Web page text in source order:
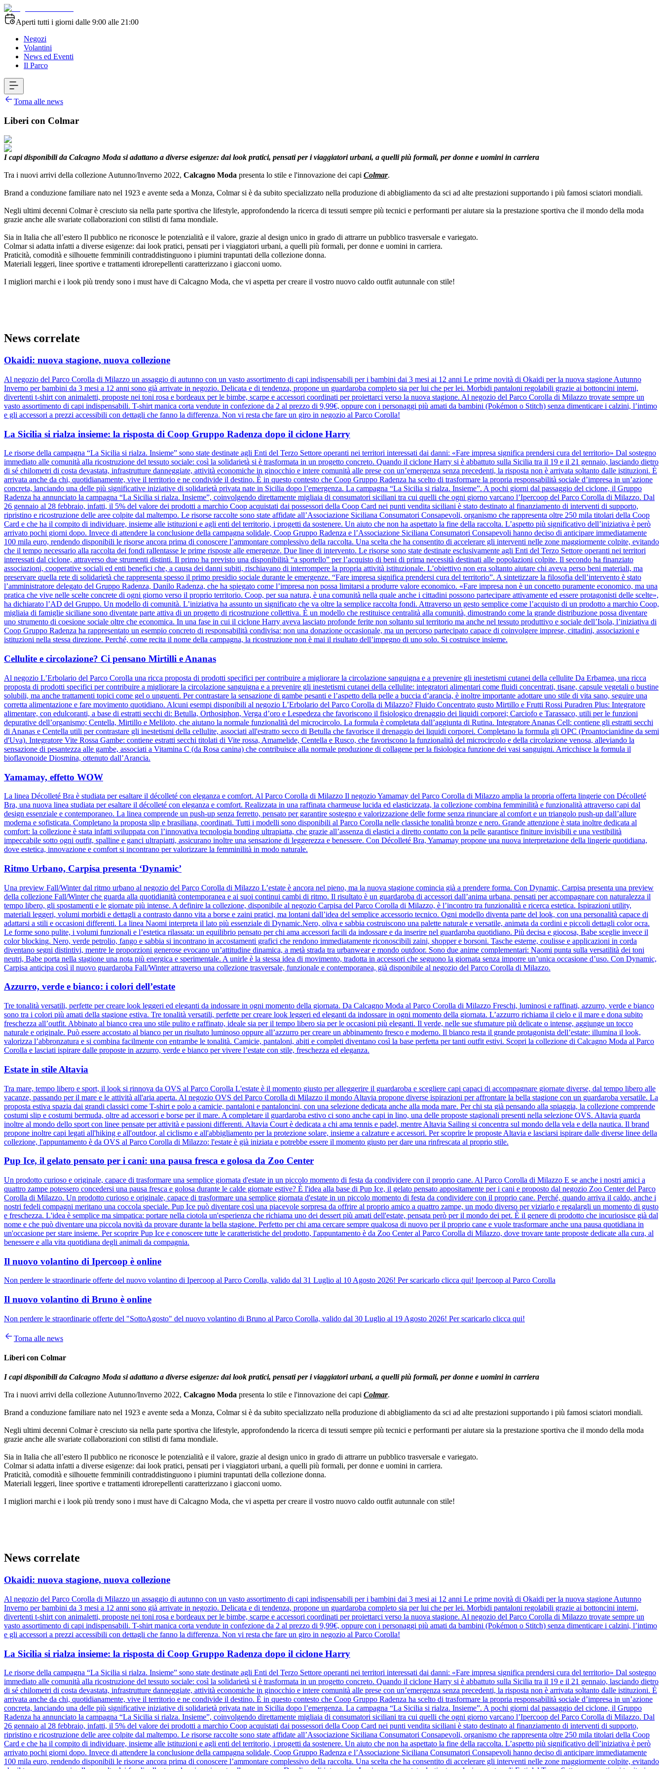
Aperti tutti i giorni dalle 9:00 alle 21:00
Negozi
Volantini
News ed Eventi
Il Parco
Torna alle news
Liberi con Colmar
I capi disponibili da Calcagno Moda si adattano a diverse esigenze: dai look pratici, pensati per i viaggiatori urbani, a quelli più formali, per donne e uomini in carriera
Tra i nuovi arrivi della collezione Autunno/Inverno 2022, Calcagno Moda presenta lo stile e l'innovazione dei capi Colmar.
Brand a conduzione familiare nato nel 1923 e avente seda a Monza, Colmar si è da subito specializzato nella produzione di abbigliamento da sci ad alte prestazioni supportando i più famosi sciatori mondiali.
Negli ultimi decenni Colmar è cresciuto sia nella parte sportiva che lifestyle, approfondendo la ricerca di tessuti sempre più tecnici e performanti per aiutare sia la prestazione sportiva che il mondo della moda
grazie anche alle svariate collaborazioni con stilisti di fama mondiale.
Sia in Italia che all’estero Il pubblico ne riconosce le potenzialità e il valore, grazie al design unico in grado di attrarre un pubblico trasversale e variegato.
Colmar si adatta infatti a diverse esigenze: dai look pratici, pensati per i viaggiatori urbani, a quelli più formali, per donne e uomini in carriera.
Praticità, comodità e silhouette femminili contraddistinguono i piumini trapuntati della collezione donna.
Materiali leggeri, linee sportive e trattamenti idrorepellenti caratterizzano i giacconi uomo.
I migliori marchi e i look più trendy sono i must have di Calcagno Moda, che vi aspetta per creare il vostro nuovo caldo outfit autunnale con stile!
News correlate
Okaidi: nuova stagione, nuova collezione
Al negozio del Parco Corolla di Milazzo un assaggio di autunno con un vasto assortimento di capi indispensabili per i bambini dai 3 mesi ai 12 anni Le prime novità di Okaidi per la nuova stagione Autunno
Inverno per bambini da 3 mesi a 12 anni sono già arrivate in negozio. Delicata e di tendenza, propone un guardaroba completo sia per lui che per lei. Morbidi pantaloni regolabili grazie ai bottoncini interni,
divertenti t-shirt con animaletti, proposte nei toni rosa e bordeaux per le bimbe, scarpe e accessori coordinati per proiettarci verso la nuova stagione. Al negozio del Parco Corolla di Milazzo trovate sempre un
vasto assortimento di capi indispensabili. T-shirt manica corta vendute in confezione da 2 al prezzo di 9,99€, oppure con i personaggi più amati da bambini (Pokémon o Stitch) senza dimenticare i calzini, l’intimo
e gli accessori a prezzi accessibili con dettagli che fanno la differenza. Non vi resta che fare un giro in negozio al Parco Corolla!
La Sicilia si rialza insieme: la risposta di Coop Gruppo Radenza dopo il ciclone Harry
Le risorse della campagna “La Sicilia si rialza. Insieme” sono state destinate agli Enti del Terzo Settore operanti nei territori interessati dai danni: «Fare impresa significa prendersi cura del territorio» Dal sostegno
immediato alle comunità alla ricostruzione del tessuto sociale: così la solidarietà si è trasformata in un progetto concreto. Quando il ciclone Harry si è abbattuto sulla Sicilia tra il 19 e il 21 gennaio, lasciando dietro
di sé chilometri di costa devastata, infrastrutture danneggiate, attività economiche in ginocchio e intere comunità alle prese con un’emergenza senza precedenti, la risposta non è arrivata soltanto dalle istituzioni. È
arrivata anche da chi, quotidianamente, vive il territorio e ne condivide il destino. È in questo contesto che Coop Gruppo Radenza ha scelto di trasformare la propria responsabilità sociale d’impresa in un’azione
concreta, lanciando una delle più significative iniziative di solidarietà privata nate in Sicilia dopo l’emergenza. La campagna “La Sicilia si rialza. Insieme”. A pochi giorni dal passaggio del ciclone, il Gruppo
Radenza ha annunciato la campagna “La Sicilia si rialza. Insieme”, coinvolgendo direttamente migliaia di consumatori siciliani tra cui quelli che ogni giorno varcano l’Ipercoop del Parco Corolla di Milazzo. Dal
26 gennaio al 28 febbraio, infatti, il 5% del valore dei prodotti a marchio Coop acquistati dai possessori della Coop Card nei punti vendita siciliani è stato destinato al finanziamento di interventi di supporto,
ripristino e ricostruzione delle aree colpite dal maltempo. Le risorse raccolte sono state affidate all’Associazione Siciliana Consumatori Consapevoli, organismo che rappresenta oltre 250 mila titolari della Coop
Card e che ha il compito di individuare, insieme alle istituzioni e agli enti del territorio, i progetti da sostenere. Un aiuto che non ha aspettato la fine della raccolta. L’aspetto più significativo dell’iniziativa è però
arrivato pochi giorni dopo. Invece di attendere la conclusione della campagna solidale, Coop Gruppo Radenza e l’Associazione Siciliana Consumatori Consapevoli hanno deciso di anticipare immediatamente
100 mila euro, rendendo disponibili le risorse ancora prima di conoscere l’ammontare complessivo della raccolta. Una scelta che ha consentito di accelerare gli interventi nelle zone maggiormente colpite, evitando
che il tempo necessario alla raccolta dei fondi rallentasse le prime risposte alle emergenze. Due linee di intervento. Le risorse sono state destinate esclusivamente agli Enti del Terzo Settore operanti nei territori
interessati dal ciclone, attraverso due strumenti distinti. Il primo ha previsto una disponibilità “a sportello” per l’acquisto di beni di prima necessità destinati alle popolazioni colpite. Il secondo ha finanziato
associazioni, cooperative sociali ed enti benefici che, a causa dei danni subiti, rischiavano di interrompere la propria attività istituzionale. L’obiettivo non era soltanto aiutare chi aveva perso beni materiali, ma
preservare quella rete di solidarietà che rappresenta spesso il primo presidio sociale durante le emergenze. “Fare impresa significa prendersi cura del territorio”. A sintetizzare la filosofia dell’intervento è stato
l’amministratore delegato del Gruppo Radenza, Danilo Radenza, che ha spiegato come l’impresa non possa limitarsi a produrre valore economico. «Fare impresa non è un concetto puramente economico, ma una
pratica che vive nelle scelte concrete di ogni giorno verso il proprio territorio. Coop, per sua natura, è una comunità nella quale anche i cittadini possono partecipare attivamente ed essere protagonisti delle scelte»,
ha dichiarato l’AD del Gruppo. Un modello di comunità. L’iniziativa ha assunto un significato che va oltre la semplice raccolta fondi. Attraverso un gesto semplice come l’acquisto di un prodotto a marchio Coop,
migliaia di famiglie siciliane sono diventate parte attiva di un progetto di ricostruzione collettiva. È un modello che restituisce centralità alla comunità, dimostrando come la grande distribuzione possa diventare
uno strumento di coesione sociale oltre che economica. In una fase in cui il ciclone Harry aveva lasciato profonde ferite non soltanto sul territorio ma anche nel tessuto produttivo e sociale dell’Isola, l’iniziativa di
Coop Gruppo Radenza ha rappresentato un esempio concreto di responsabilità condivisa: non una donazione occasionale, ma un percorso partecipato capace di coinvolgere imprese, cittadini, associazioni e
istituzioni nella stessa direzione. Perché, come recita il nome della campagna, la ricostruzione non è mai il risultato dell’impegno di uno solo. Si costruisce insieme.
Cellulite e circolazione? Ci pensano Mirtilli e Ananas
Al negozio L’Erbolario del Parco Corolla una ricca proposta di prodotti specifici per contribuire a migliorare la circolazione sanguigna e a prevenire gli inestetismi cutanei della cellulite Da Erbamea, una ricca
proposta di prodotti specifici per contribuire a migliorare la circolazione sanguigna e a prevenire gli inestetismi cutanei della cellulite: integratori alimentari come fluidi concentrati, tisane, capsule vegetali o bustine
solubili, ma anche trattamenti topici come gel o unguenti. Per contrastare la sensazione di gambe pesanti e l’aspetto della pelle a buccia d’arancia, è inoltre importante adottare uno stile di vita sano, seguire una
corretta alimentazione e fare movimento quotidiano. Alcuni esempi disponibili al negozio L’Erbolario del Parco Corolla di Milazzo? Fluido Concentrato gusto Mirtillo e Frutti Rossi Puradren Plus: Integratore
alimentare, con edulcoranti, a base di estratti secchi di: Betulla, Orthosiphon, Verga d’oro e Lespedeza che favoriscono il fisiologico drenaggio dei liquidi corporei; Carciofo e Tarassaco, utili per le funzioni
depurative dell’organismo; Centella, Mirtillo e Meliloto, che aiutano la normale funzionalità del microcircolo. La formula è completata dall’aggiunta di Rutina. Integratore Ananas Cell: contiene gli estratti secchi
di Ananas e Centella utili per contrastare gli inestetismi della cellulite, associati all'estratto secco di Betulla che favorisce il drenaggio dei liquidi corporei. Completano la formula gli OPC (Proantocianidine da semi
d'Uva). Integratore Vite Rossa Gambe: contiene estratti secchi titolati di Vite rossa, Amamelide, Centella e Rusco, che favoriscono la funzionalità del microcircolo e della circolazione venosa, alleviando la
sensazione di pesantezza alle gambe, associati a Vitamina C (da Rosa canina) che contribuisce alla normale produzione di collagene per la fisiologica funzione dei vasi sanguigni. Arricchisce la formula il
bioflavonoide Diosmina, ottenuto dall’Arancia.
Yamamay, effetto WOW
La linea Décolleté Bra è studiata per esaltare il décolleté con eleganza e comfort. Al Parco Corolla di Milazzo Il negozio Yamamay del Parco Corolla di Milazzo amplia la propria offerta lingerie con Décolleté
Bra, una nuova linea studiata per esaltare il décolleté con eleganza e comfort. Realizzata in una raffinata charmeuse lucida ed elasticizzata, la collezione combina femminilità e funzionalità attraverso capi dal
design essenziale e contemporaneo. La linea comprende un push-up senza ferretto, pensato per garantire sostegno e valorizzazione delle forme senza rinunciare al comfort e un triangolo push-up dall’allure
moderna e sofisticata. Completano la proposta slip e brasiliana, coordinati. Tutti i modelli sono disponibili al Parco Corolla nelle classiche tonalità bronze e nero. Grande attenzione è stata inoltre dedicata al
comfort: la collezione è stata infatti sviluppata con l’innovativa tecnologia bonding ultrapiatta, che grazie all’assenza di elastici a diretto contatto con la pelle garantisce finiture invisibili e una vestibilità
impeccabile sotto ogni outfit, spalline e ganci ultrapiatti, assicurano inoltre una sensazione di leggerezza e benessere. Con Décolleté Bra, Yamamay propone una nuova interpretazione della lingerie quotidiana,
dove estetica, innovazione e comfort si incontrano per valorizzare la femminilità in modo naturale.
Ritmo Urbano, Carpisa presenta ‘Dynamic’
Una preview Fall/Winter dal ritmo urbano al negozio del Parco Corolla di Milazzo L’estate è ancora nel pieno, ma la nuova stagione comincia già a prendere forma. Con Dynamic, Carpisa presenta una preview
della collezione Fall/Winter che guarda alla quotidianità contemporanea e ai suoi continui cambi di ritmo. Il risultato è un guardaroba di accessori dall’anima urbana, pensati per accompagnare con naturalezza il
tempo libero, gli spostamenti e le giornate più intense. A definire la collezione, disponibile al negozio Carpisa del Parco Corolla di Milazzo, è l’incontro tra funzionalità e ricerca estetica. Ispirazioni utility,
materiali leggeri, volumi morbidi e dettagli a contrasto danno vita a borse e zaini pratici, ma lontani dall’idea del semplice accessorio tecnico. Ogni modello diventa parte del look, con una personalità capace di
adattarsi a stili e occasioni differenti. La linea Naomi interpreta il lato più essenziale di Dynamic.Nero, oliva e sabbia costruiscono una palette naturale e versatile, animata da cordini e piccoli dettagli color ocra.
Le forme sono pulite, i volumi funzionali e l’estetica rilassata: un equilibrio pensato per chi ama accessori facili da indossare e da inserire nel guardaroba quotidiano. Più decisa e giocosa, Babe sceglie invece il
color blocking. Nero, verde petrolio, fango e sabbia si incontrano in accostamenti grafici che rendono immediatamente riconoscibili zaini, shopper e borsoni. Tasche esterne, coulisse e applicazioni in corda
diventano segni distintivi, mentre le proporzioni generose evocano un’attitudine dinamica, a metà strada tra urbanwear e mondo outdoor. Sono due anime complementari: Naomi punta sulla versatilità dei toni
neutri, Babe porta nella stagione una nota più energica e sperimentale. A unirle è la stessa idea di movimento, tradotta in accessori che seguono la giornata senza imporre un’unica occasione d’uso. Con Dynamic,
Carpisa anticipa così il nuovo guardaroba Fall/Winter attraverso una collezione trasversale, funzionale e contemporanea, già disponibile al negozio del Parco Corolla di Milazzo.
Azzurro, verde e bianco: i colori dell’estate
Tre tonalità versatili, perfette per creare look leggeri ed eleganti da indossare in ogni momento della giornata. Da Calcagno Moda al Parco Corolla di Milazzo Freschi, luminosi e raffinati, azzurro, verde e bianco
sono tra i colori più amati della stagione estiva. Tre tonalità versatili, perfette per creare look leggeri ed eleganti da indossare in ogni momento della giornata. L’azzurro richiama il cielo e il mare e dona subito
freschezza all’outfit. Abbinato al bianco crea uno stile pulito e raffinato, ideale sia per il tempo libero sia per le occasioni più eleganti. Il verde, nelle sue sfumature più delicate o intense, aggiunge un tocco
naturale e originale. Può essere accostato al bianco per un risultato luminoso oppure all’azzurro per creare un abbinamento fresco e moderno. Il bianco resta il grande protagonista dell’estate: illumina il look,
valorizza l’abbronzatura e si combina facilmente con entrambe le tonalità. Camicie, pantaloni, abiti e completi diventano così la base perfetta per tanti outfit estivi. Scopri la collezione di Calcagno Moda al Parco
Corolla e lasciati ispirare dalle proposte in azzurro, verde e bianco per vivere l’estate con stile, freschezza ed eleganza.
Estate in stile Altavia
Tra mare, tempo libero e sport, il look si rinnova da OVS al Parco Corolla L'estate è il momento giusto per alleggerire il guardaroba e scegliere capi capaci di accompagnare giornate diverse, dal tempo libero alle
vacanze, passando per il mare e le attività all'aria aperta. Al negozio OVS del Parco Corolla di Milazzo il mondo Altavia propone diverse ispirazioni per affrontare la bella stagione con un guardaroba versatile. La
proposta estiva spazia dai grandi classici come T-shirt e polo a camicie, pantaloni e pantaloncini, con una selezione dedicata anche alla moda mare. Per chi sta già pensando alla spiaggia, la collezione comprende
costumi slip e costumi bermuda, oltre ad accessori e borse per il mare. A completare il guardaroba estivo ci sono anche capi in lino, una delle proposte stagionali presenti nella selezione OVS. Altavia guarda
inoltre al mondo dello sport con linee pensate per attività e passioni differenti. Altavia Court è dedicata a chi ama tennis e padel, mentre Altavia Sailing si concentra sul mondo della vela e della nautica. Il brand
propone inoltre capi legati all'hiking e all'outdoor, al ciclismo e all'abbigliamento per la protezione solare, insieme a calzature e accessori. Per scoprire le proposte Altavia e lasciarsi ispirare dalle diverse linee della
collezione, l'appuntamento è da OVS al Parco Corolla di Milazzo: l'estate è già iniziata e potrebbe essere il momento giusto per dare una rinfrescata al proprio stile.
Pup Ice, il gelato pensato per i cani: una pausa fresca e golosa da Zoo Center
Un prodotto curioso e originale, capace di trasformare una semplice giornata d'estate in un piccolo momento di festa da condividere con il proprio cane. Al Parco Corolla di Milazzo E se anche i nostri amici a
quattro zampe potessero concedersi una pausa fresca e golosa durante le calde giornate estive? È l'idea alla base di Pup Ice, il gelato pensato appositamente per i cani e proposto dal negozio Zoo Center del Parco
Corolla di Milazzo. Un prodotto curioso e originale, capace di trasformare una semplice giornata d'estate in un piccolo momento di festa da condividere con il proprio cane. Perché, quando arriva il caldo, anche i
nostri fedeli compagni meritano una coccola speciale. Pup Ice può diventare così una piacevole sorpresa da offrire al proprio amico a quattro zampe, un modo diverso per viziarlo e regalargli un momento di gusto
e freschezza. L'idea è semplice ma simpatica: portare nella ciotola un'esperienza che richiama uno dei dessert più amati dell'estate, pensata però per il mondo dei pet. È il genere di prodotto che incuriosisce già dal
nome e che può diventare una piccola novità da provare durante la bella stagione. Perfetto per chi ama cercare sempre qualcosa di nuovo per il proprio cane e vuole trasformare anche una pausa quotidiana in
un'occasione per stare insieme. Per scoprire Pup Ice e conoscere tutte le caratteristiche del prodotto, l'appuntamento è da Zoo Center al Parco Corolla di Milazzo, dove trovare tante proposte dedicate alla cura, al
benessere e alla vita quotidiana degli animali da compagnia.
Il nuovo volantino di Ipercoop è online
Non perdere le straordinarie offerte del nuovo volantino di Ipercoop al Parco Corolla, valido dal 31 Luglio al 10 Agosto 2026! Per scaricarlo clicca qui! Ipercoop al Parco Corolla
Il nuovo volantino di Bruno è online
Non perdere le straordinarie offerte del "SottoAgosto" del nuovo volantino di Bruno al Parco Corolla, valido dal 30 Luglio al 19 Agosto 2026! Per scaricarlo clicca qui!
Torna alle news
Liberi con Colmar
I capi disponibili da Calcagno Moda si adattano a diverse esigenze: dai look pratici, pensati per i viaggiatori urbani, a quelli più formali, per donne e uomini in carriera
Tra i nuovi arrivi della collezione Autunno/Inverno 2022, Calcagno Moda presenta lo stile e l'innovazione dei capi Colmar.
Brand a conduzione familiare nato nel 1923 e avente seda a Monza, Colmar si è da subito specializzato nella produzione di abbigliamento da sci ad alte prestazioni supportando i più famosi sciatori mondiali.
Negli ultimi decenni Colmar è cresciuto sia nella parte sportiva che lifestyle, approfondendo la ricerca di tessuti sempre più tecnici e performanti per aiutare sia la prestazione sportiva che il mondo della moda
grazie anche alle svariate collaborazioni con stilisti di fama mondiale.
Sia in Italia che all’estero Il pubblico ne riconosce le potenzialità e il valore, grazie al design unico in grado di attrarre un pubblico trasversale e variegato.
Colmar si adatta infatti a diverse esigenze: dai look pratici, pensati per i viaggiatori urbani, a quelli più formali, per donne e uomini in carriera.
Praticità, comodità e silhouette femminili contraddistinguono i piumini trapuntati della collezione donna.
Materiali leggeri, linee sportive e trattamenti idrorepellenti caratterizzano i giacconi uomo.
I migliori marchi e i look più trendy sono i must have di Calcagno Moda, che vi aspetta per creare il vostro nuovo caldo outfit autunnale con stile!
News correlate
Okaidi: nuova stagione, nuova collezione
Al negozio del Parco Corolla di Milazzo un assaggio di autunno con un vasto assortimento di capi indispensabili per i bambini dai 3 mesi ai 12 anni Le prime novità di Okaidi per la nuova stagione Autunno
Inverno per bambini da 3 mesi a 12 anni sono già arrivate in negozio. Delicata e di tendenza, propone un guardaroba completo sia per lui che per lei. Morbidi pantaloni regolabili grazie ai bottoncini interni,
divertenti t-shirt con animaletti, proposte nei toni rosa e bordeaux per le bimbe, scarpe e accessori coordinati per proiettarci verso la nuova stagione. Al negozio del Parco Corolla di Milazzo trovate sempre un
vasto assortimento di capi indispensabili. T-shirt manica corta vendute in confezione da 2 al prezzo di 9,99€, oppure con i personaggi più amati da bambini (Pokémon o Stitch) senza dimenticare i calzini, l’intimo
e gli accessori a prezzi accessibili con dettagli che fanno la differenza. Non vi resta che fare un giro in negozio al Parco Corolla!
La Sicilia si rialza insieme: la risposta di Coop Gruppo Radenza dopo il ciclone Harry
Le risorse della campagna “La Sicilia si rialza. Insieme” sono state destinate agli Enti del Terzo Settore operanti nei territori interessati dai danni: «Fare impresa significa prendersi cura del territorio» Dal sostegno
immediato alle comunità alla ricostruzione del tessuto sociale: così la solidarietà si è trasformata in un progetto concreto. Quando il ciclone Harry si è abbattuto sulla Sicilia tra il 19 e il 21 gennaio, lasciando dietro
di sé chilometri di costa devastata, infrastrutture danneggiate, attività economiche in ginocchio e intere comunità alle prese con un’emergenza senza precedenti, la risposta non è arrivata soltanto dalle istituzioni. È
arrivata anche da chi, quotidianamente, vive il territorio e ne condivide il destino. È in questo contesto che Coop Gruppo Radenza ha scelto di trasformare la propria responsabilità sociale d’impresa in un’azione
concreta, lanciando una delle più significative iniziative di solidarietà privata nate in Sicilia dopo l’emergenza. La campagna “La Sicilia si rialza. Insieme”. A pochi giorni dal passaggio del ciclone, il Gruppo
Radenza ha annunciato la campagna “La Sicilia si rialza. Insieme”, coinvolgendo direttamente migliaia di consumatori siciliani tra cui quelli che ogni giorno varcano l’Ipercoop del Parco Corolla di Milazzo. Dal
26 gennaio al 28 febbraio, infatti, il 5% del valore dei prodotti a marchio Coop acquistati dai possessori della Coop Card nei punti vendita siciliani è stato destinato al finanziamento di interventi di supporto,
ripristino e ricostruzione delle aree colpite dal maltempo. Le risorse raccolte sono state affidate all’Associazione Siciliana Consumatori Consapevoli, organismo che rappresenta oltre 250 mila titolari della Coop
Card e che ha il compito di individuare, insieme alle istituzioni e agli enti del territorio, i progetti da sostenere. Un aiuto che non ha aspettato la fine della raccolta. L’aspetto più significativo dell’iniziativa è però
arrivato pochi giorni dopo. Invece di attendere la conclusione della campagna solidale, Coop Gruppo Radenza e l’Associazione Siciliana Consumatori Consapevoli hanno deciso di anticipare immediatamente
100 mila euro, rendendo disponibili le risorse ancora prima di conoscere l’ammontare complessivo della raccolta. Una scelta che ha consentito di accelerare gli interventi nelle zone maggiormente colpite, evitando